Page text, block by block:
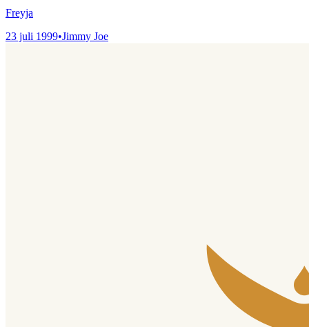
Freyja
23 juli 1999•Jimmy Joe